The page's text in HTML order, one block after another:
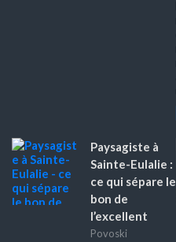
Paysagiste à
Sainte-Eulalie :
ce qui sépare le
bon de
l’excellent
Povoski